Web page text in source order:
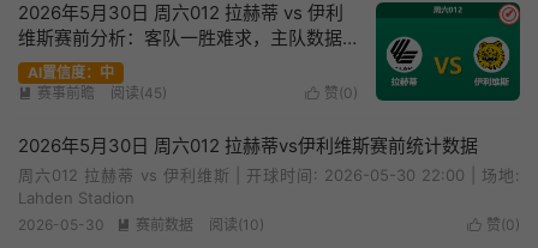
✔
2026年5月30日 周六012 拉赫蒂 vs 伊利
维斯赛前分析：客队一胜难求，主队数据
走低能否顺利打出？
AI置信度：中
 赞(0)
 赛事前瞻 阅读(45)
2026年5月30日 周六012 拉赫蒂vs伊利维斯赛前统计数据
周六012 拉赫蒂 vs 伊利维斯 | 开球时间: 2026-05-30 22:00 | 场地:
Lahden Stadion
 赞(0)
2026-05-30  赛前数据 阅读(10)